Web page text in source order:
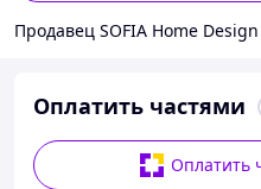
Продавец SOFIA Home Design
Оплатить частями
Оплатить